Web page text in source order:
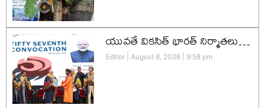
యువతే వికసిత్‌ భారత్‌ నిర్మాతలు…
Editor August 8, 2026 9:58 pm